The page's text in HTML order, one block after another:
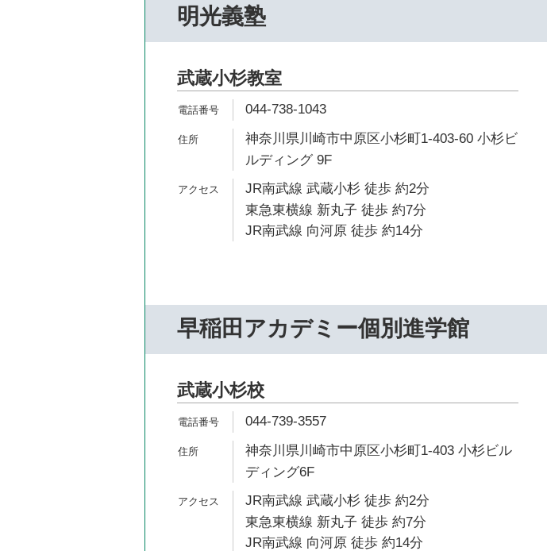
明光義塾
武蔵小杉教室
044-738-1043
神奈川県川崎市中原区小杉町1-403-60 小杉ビ
ルディング 9F
JR南武線 武蔵小杉 徒歩 約2分
東急東横線 新丸子 徒歩 約7分
JR南武線 向河原 徒歩 約14分
早稲田アカデミー個別進学館
武蔵小杉校
044-739-3557
神奈川県川崎市中原区小杉町1-403 小杉ビル
ディング6F
JR南武線 武蔵小杉 徒歩 約2分
東急東横線 新丸子 徒歩 約7分
JR南武線 向河原 徒歩 約14分